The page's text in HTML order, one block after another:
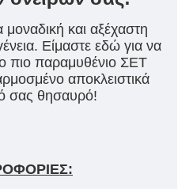
μοναδική και αξέχαστη
Είμαστε εδώ για να
πιο παραμυθένιο ΣΕΤ
αποκλειστικά
σας θησαυρό!